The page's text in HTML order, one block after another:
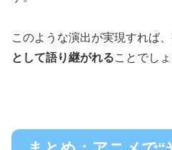
このような演出が実現すれば
として語り継がれることでしょ